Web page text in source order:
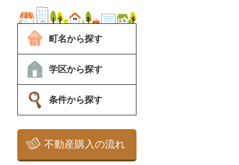
町名から探す
学区から探す
条件から探す
不動産購入の流れ